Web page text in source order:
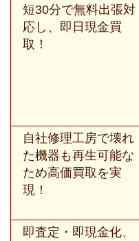
短30分で無料出張対
応し、即日現金買
取！
自社修理工房で壊れ
た機器も再生可能な
ため高価買取を実
現！
即査定・即現金化、